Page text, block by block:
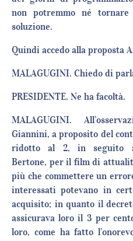
non potremmo né
soluzione.
Quindi accedo alla proposta
MALAGUGINI. Chiedo di
PRESIDENTE. Ne ha facoltà.
MALAGUGINI.
Giannini, a proposito del
ridotto al 2, in seguito
Bertone, per il film di
più che commettere un
interessati potevano in
acquisito; in quanto il
assicurava loro il 3 per
loro, come ha fatto